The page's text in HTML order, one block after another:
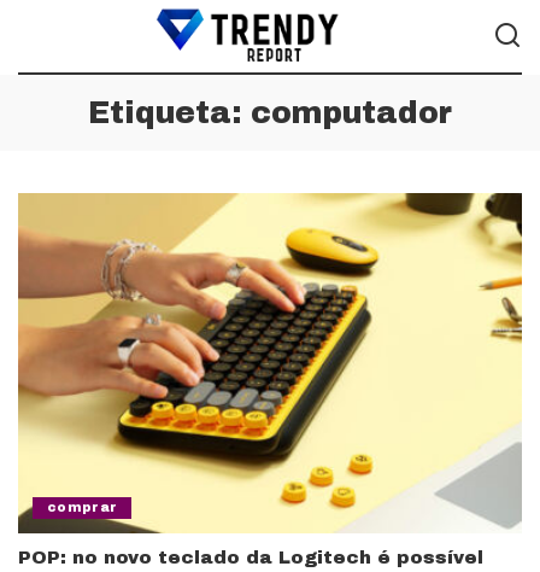
Etiqueta: computador
comprar
POP: no novo teclado da Logitech é possível